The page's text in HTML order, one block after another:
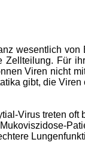
wesentlich
Für
Viren nicht
gibt, die
Virus treten